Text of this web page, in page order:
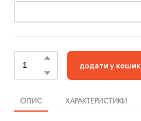
додати у кошик
ОПИС ХАРАКТЕРИСТИКИ